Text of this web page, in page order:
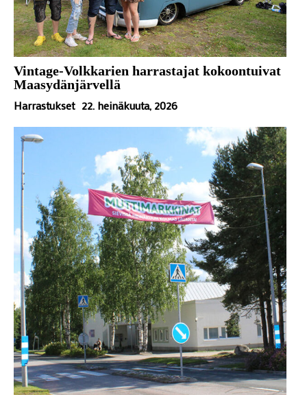
Vintage-Volkkarien harrastajat kokoontuivat
Maasydänjärvellä
Harrastukset 22. heinäkuuta, 2026